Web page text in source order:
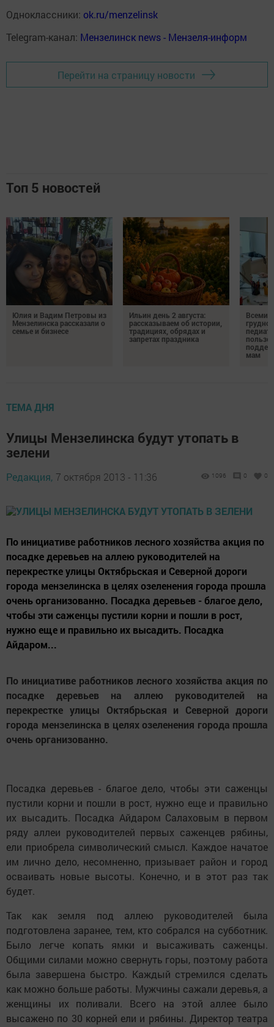
Одноклассники: ok.ru/menzelinsk
Telegram-канал: Мензелинск news - Мензеля-информ
Перейти на страницу новости
Топ 5 новостей
Юлия и Вадим Петровы из
Мензелинска рассказали о
семье и бизнесе
Ильин день 2 августа:
рассказываем об истории,
традициях, обрядах и
запретах праздника
пользе
мам
ТЕМА ДНЯ
Улицы Мензелинска будут утопать в
зелени
Редакция, 7 октября 2013 - 11:36 1096 0 0
По инициативе работников лесного хозяйства акция по
посадке деревьев на аллею руководителей на
перекрестке улицы Октябрьская и Северной дороги
города мензелинска в целях озеленения города прошла
очень организованно. Посадка деревьев - благое дело,
чтобы эти саженцы пустили корни и пошли в рост,
нужно еще и правильно их высадить. Посадка
Айдаром...
По инициативе работников лесного хозяйства акция по
посадке деревьев на аллею руководителей на
перекрестке улицы Октябрьская и Северной дороги
города мензелинска в целях озеленения города прошла
очень организованно.
Посадка деревьев - благое дело, чтобы эти саженцы
пустили корни и пошли в рост, нужно еще и правильно
их высадить. Посадка Айдаром Салаховым в первом
ряду аллеи руководителей первых саженцев рябины,
ели приобрела символический смысл. Каждое начатое
им лично дело, несомненно, призывает район и город
осваивать новые высоты. Конечно, и в этот раз так
будет.
Так как земля под аллею руководителей была
подготовлена заранее, тем, кто собрался на субботник.
Было легче копать ямки и высаживать саженцы.
Общими силами можно свернуть горы, поэтому работа
была завершена быстро. Каждый стремился сделать
как можно больше работы. Мужчины сажали деревья, а
женщины их поливали. Всего на этой аллее было
высажено по 30 корней ели и рябины. Директор театра